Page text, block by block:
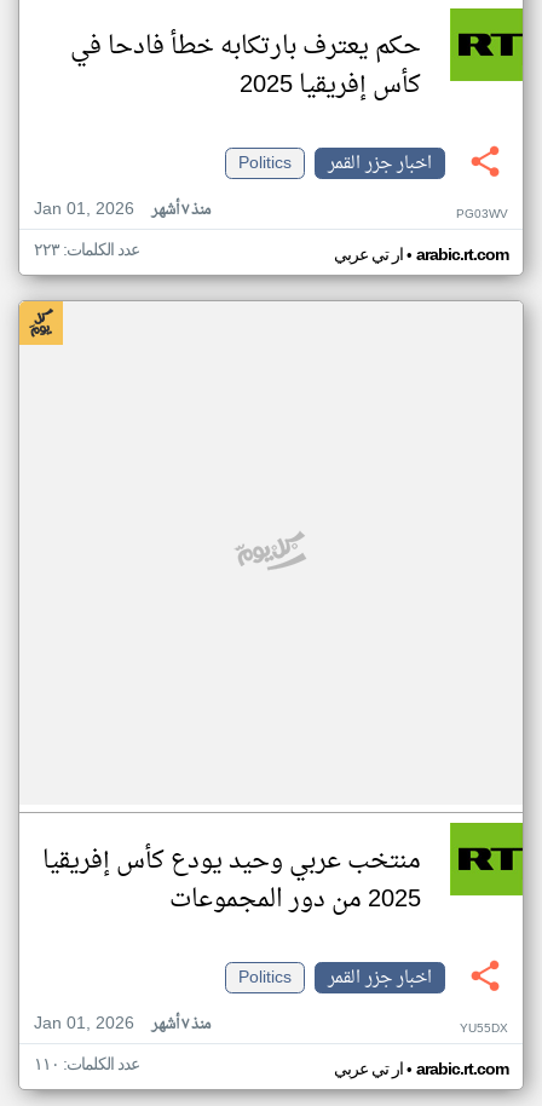
حكم يعترف بارتكابه خطأ فادحا في
كأس إفريقيا 2025
اخبار جزر القمر
Politics
Jan 01, 2026
منذ ٧ أشهر PG03WV
ار تي عربي• arabic.rt.com عدد الكلمات: ٢٢٣
منتخب عربي وحيد يودع كأس إفريقيا
2025 من دور المجموعات
اخبار جزر القمر
Politics
Jan 01, 2026
منذ ٧ أشهر YU55DX
ار تي عربي• arabic.rt.com عدد الكلمات: ١١٠